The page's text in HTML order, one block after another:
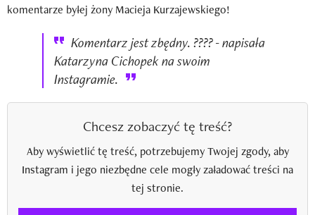
komentarze byłej żony Macieja Kurzajewskiego!
Komentarz jest zbędny. ???? - napisała
Katarzyna Cichopek na swoim
Instagramie.
Chcesz zobaczyć tę treść?
Aby wyświetlić tę treść, potrzebujemy Twojej zgody, aby
Instagram i jego niezbędne cele mogły załadować treści na
tej stronie.